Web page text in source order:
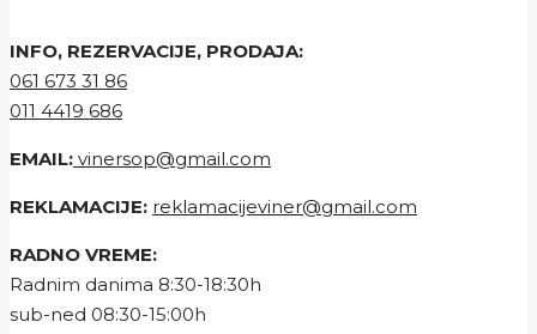
INFO, REZERVACIJE, PRODAJA:
061 673 31 86
011 4419 686
EMAIL: vinersop@gmail.com
REKLAMACIJE: reklamacijeviner@gmail.com
RADNO VREME:
Radnim danima 8:30-18:30h
sub-ned 08:30-15:00h